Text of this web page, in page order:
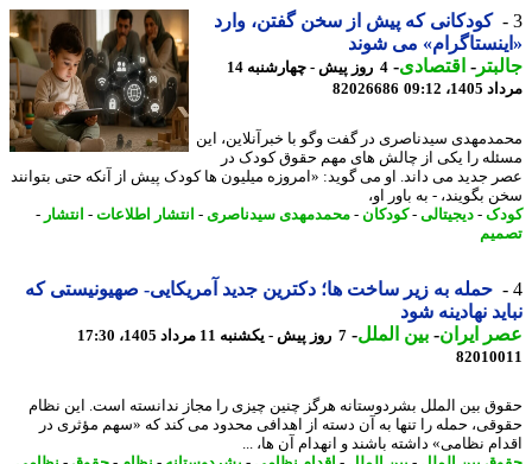
کودکانی که پیش از سخن گفتن، وارد
می شوند
-اقتصادی-
4 روز پیش - چهارشنبه 14
09:12
82026686
سیدناصری در گفت وگو با خبرآنلاین، این
را یکی از چالش های مهم حقوق کودک در
جدید می داند. او می گوید: «امروزه میلیون ها کودک پیش از آنکه حتی بتوانند
بگویند، - به باور او،
-دیجیتالی-کودکان-محمدمهدی سیدناصری- انتشار اطلاعات-انتشار-
حمله به زیر ساخت ها؛ دکترین جدید آمریکایی- صهیونیستی که
نهادینه شود
ایران- بین الملل-7 روز پیش - یکشنبه 11 مرداد 1405، 17:30
بین الملل بشردوستانه هرگز چنین چیزی را مجاز ندانسته است. این نظام
حمله را تنها به آن دسته از اهدافی محدود می کند که «سهم مؤثری در
نظامی» داشته باشند و انهدام آن ها، ...